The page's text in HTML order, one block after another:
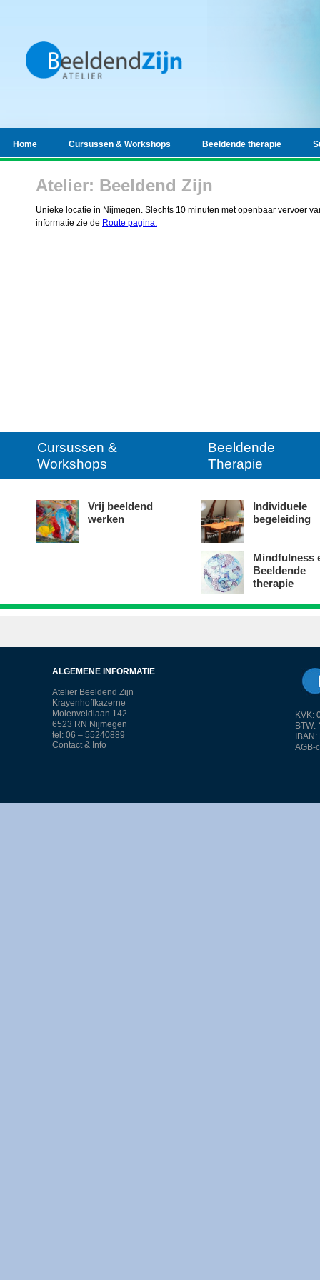
Home Cursussen & Workshops Beeldende therapie
Atelier: Beeldend Zijn
Unieke locatie in Nijmegen. Slechts 10 minuten met openbaar vervoer
informatie zie de Route pagina.
Cursussen &
Workshops
Beeldende
Therapie
Vrij beeldend
werken
Individuele
begeleiding
Mindfulness
Beeldende
therapie
ALGEMENE INFORMATIE
Atelier Beeldend Zijn
Krayenhoffkazerne
Molenveldlaan 142
6523 RN Nijmegen
tel: 06 – 55240889
Contact & Info
KVK:
BTW:
AGB-